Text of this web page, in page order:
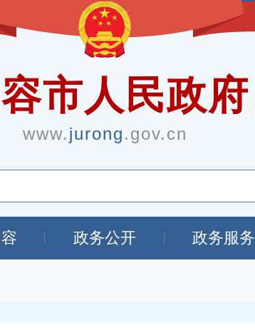
市人民政府
www.jurong.gov.cn
政务公开 政务服务